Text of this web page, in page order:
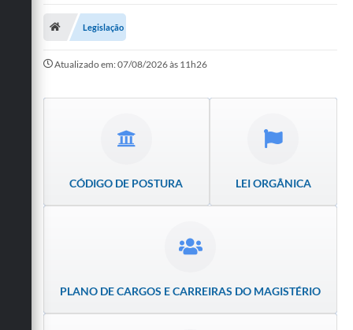
TRANSPARÊNCIA
Publicações
Formulários
Legislação
Atualizado em: 07/08/2026 às 11h26
CÓDIGO DE POSTURA LEI ORGÂNICA
PLANO DE CARGOS E CARREIRAS DO MAGISTÉRIO